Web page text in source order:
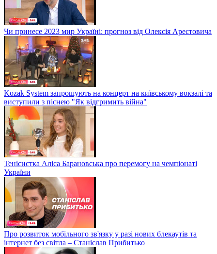
Чи принесе 2023 мир Україні: прогноз від Олексія Арестовича
Kozak System запрошують на концерт на київському вокзалі та
виступили з піснею "Як відгримить війна"
Тенісистка Аліса Барановська про перемогу на чемпіонаті
України
Про розвиток мобільного зв'язку у разі нових блекаутів та
інтернет без світла – Станіслав Прибитько